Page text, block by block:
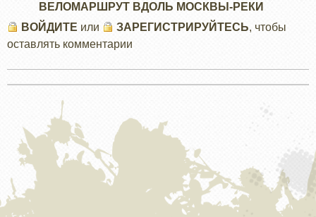
ВЕЛОМАРШРУТ ВДОЛЬ МОСКВЫ-РЕКИ
ВОЙДИТЕ или ЗАРЕГИСТРИРУЙТЕСЬ, чтобы
оставлять комментарии